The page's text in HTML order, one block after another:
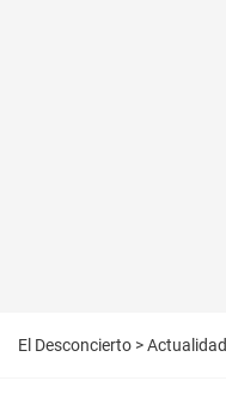
El Desconcierto >Actualidad